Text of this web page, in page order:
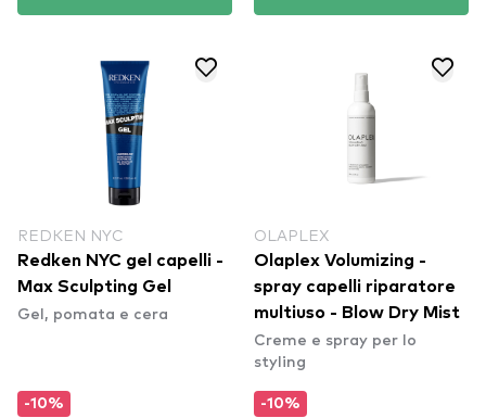
REDKEN NYC
Redken NYC gel capelli -
Max Sculpting Gel
Gel, pomata e cera
-10%
OLAPLEX
Olaplex Volumizing -
spray capelli riparatore
multiuso - Blow Dry Mist
Creme e spray per lo
styling
-10%